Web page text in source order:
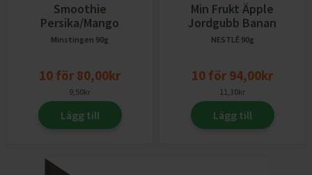
Smoothie
Persika/Mango
Minstingen 90g
10 för 80,00kr
9,50kr
Lägg till
Min Frukt Äpple
Jordgubb Banan
NESTLÉ 90g
10 för 94,00kr
11,30kr
Lägg till